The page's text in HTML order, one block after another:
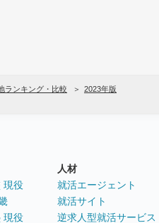
ランキング・比較
2023年版
現役
現役
人材
就活エージェント
就活サイト
逆求人型就活サービス